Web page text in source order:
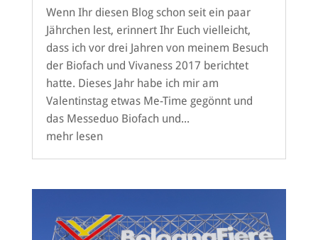
Wenn Ihr diesen Blog schon seit ein paar
Jährchen lest, erinnert Ihr Euch vielleicht,
dass ich vor drei Jahren von meinem Besuch
der Biofach und Vivaness 2017 berichtet
hatte. Dieses Jahr habe ich mir am
Valentinstag etwas Me-Time gegönnt und
das Messeduo Biofach und...
mehr lesen